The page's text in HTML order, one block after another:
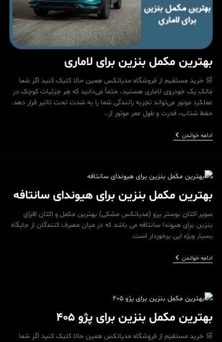
بهترین مکمل بنزین برای لاماری
🛒 خرید مستقیم از فروشگاه مدپاتکس همین حالا کلیک کنید اگر شما
مالک یک خودروی لاماری هستید، حتماً می‌دانید که هر جزئیات کوچک در
عملکرد موتور می‌تواند تجربه رانندگی شما را به شدت تحت تاثیر قرار دهد.
حفظ شتاب، قدرت و طول عمر موتور از…
ادامه خواندنبهترین
مکمل
بهترین مکمل بنزین برای هیوندای سانتافه
سوپر اکتان بوستر پرو (مدپاتکس مشکی) بهترین مکمل و اکتان افزای
بنزین برای هیوندا سانتافه می باشد که در میان مصرف کنندگان از جایگاه
بسیار ویژه ایی برخوردار است.
ادامه خواندنبهترین
مکمل
سانتافه
بهترین مکمل بنزین برای پژو 405
🛒 خرید مستقیم از فروشگاه مدپاتکس همین حالا کلیک کنید اگر شما